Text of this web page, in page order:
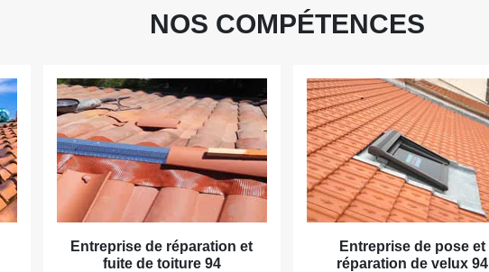
NOS COMPÉTENCES
Entreprise de réparation et
fuite de toiture 94
Entreprise de pose et
réparation de velux 94